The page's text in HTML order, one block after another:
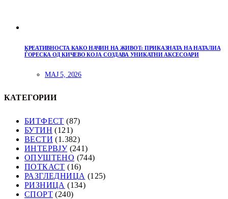
КРЕАТИВНОСТА КАКО НАЧИН НА ЖИВОТ: ПРИКАЗНАТА НА НАТАЛИА
ЃОРЕСКА ОД КИЧЕВО КОЈА СОЗДАВА УНИКАТНИ АКСЕСОАРИ
МАЈ 5, 2026
КАТЕГОРИИ
БИТФЕСТ (87)
БУТИН (121)
ВЕСТИ (1.382)
ИНТЕРВЈУ(241)
ОПУШТЕНО (744)
ПОТКАСТ (16)
РАЗГЛЕДНИЦА (125)
РИЗНИЦА (134)
СПОРТ (240)